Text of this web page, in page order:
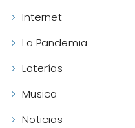
Internet
La Pandemia
Loterías
Musica
Noticias